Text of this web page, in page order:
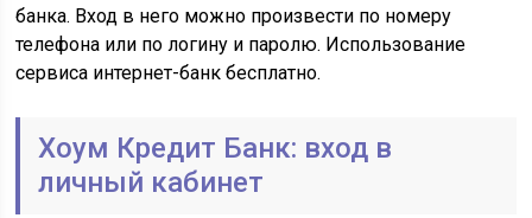
банка. Вход в него можно произвести по номеру
телефона или по логину и паролю. Использование
сервиса интернет-банк бесплатно.
Хоум Кредит Банк: вход в
личный кабинет